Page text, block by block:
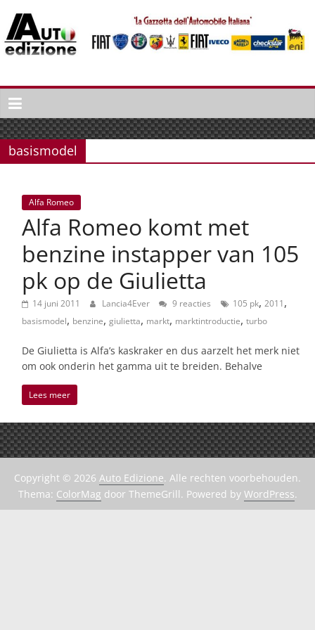
naar
inhoud
Auto
Edizione
La
Gazetta
dell'Automobile
Italiaans
autonieuws
lifestyle
basismodel
Alfa Romeo
Alfa Romeo komt met
benzine instapper van 105
pk op de Giulietta
14 juni 2011 Lancia4Ever 9 reacties 105 pk, 2011,
basismodel, benzine, giulietta, markt, marktintroductie, turbo
De Giulietta is Alfa’s kaskraker en dus aarzelt het merk niet
om ook onderin het gamma uit te breiden. Behalve
Lees meer
Copyright © 2026 Auto Edizione. Alle rechten voorbehouden.
Thema: ColorMag door ThemeGrill. Powered by WordPress.